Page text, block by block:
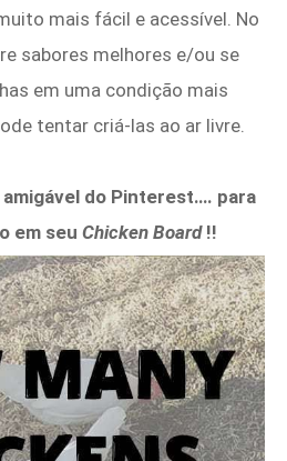
mais fácil e acessível. No
sabores melhores e/ou se
em uma condição mais
tentar criá-las ao ar livre.
do Pinterest…. para
em seu Chicken Board!!